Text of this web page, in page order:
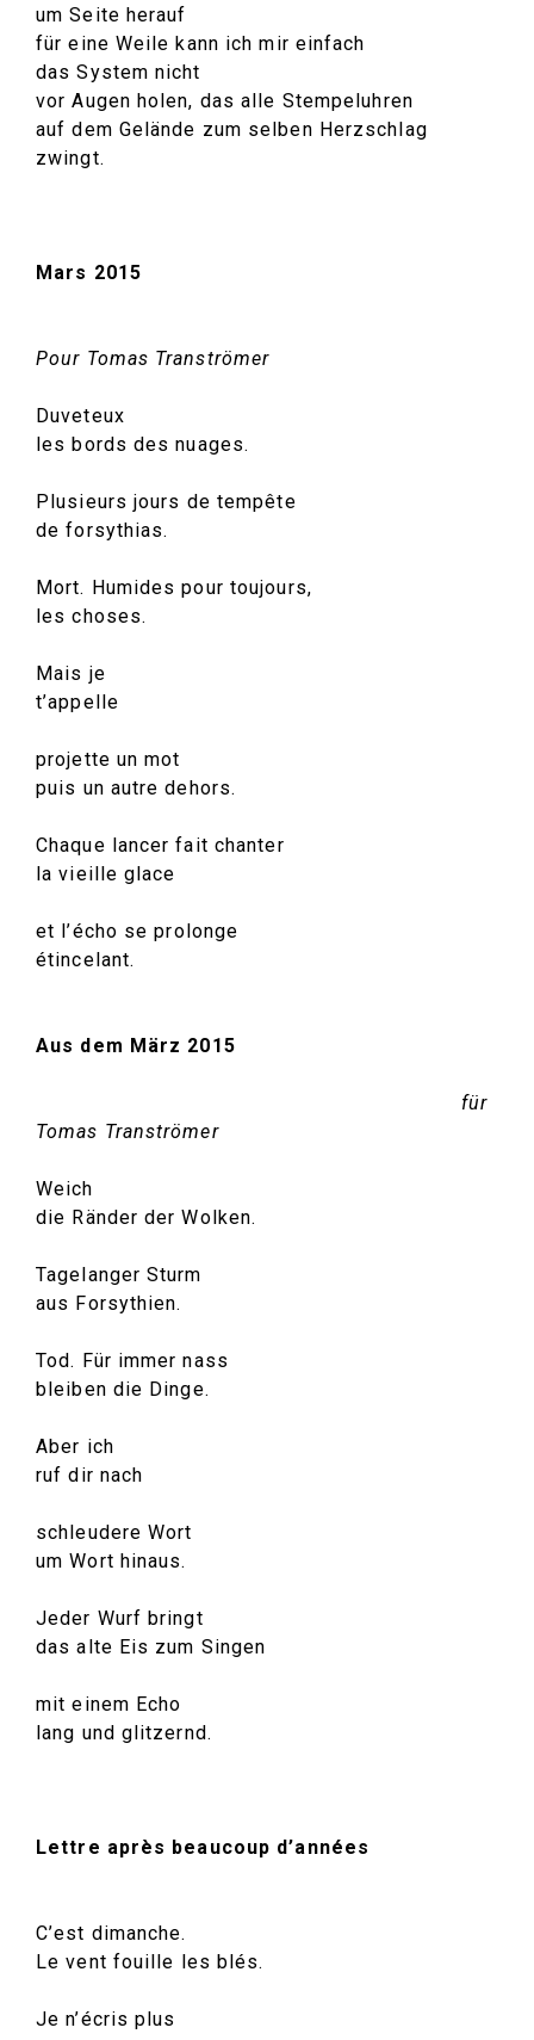
um Seite herauf
für eine Weile kann ich mir einfach
das System nicht
vor Augen holen, das alle Stempeluhren
auf dem Gelände zum selben Herzschlag
zwingt.
Mars 2015
Pour Tomas Tranströmer
Duveteux
les bords des nuages.
Plusieurs jours de tempête
de forsythias.
Mort. Humides pour toujours,
les choses.
Mais je
t’appelle
projette un mot
puis un autre dehors.
Chaque lancer fait chanter
la vieille glace
et l’écho se prolonge
étincelant.
Aus dem März 2015
für
Tomas Tranströmer
Weich
die Ränder der Wolken.
Tagelanger Sturm
aus Forsythien.
Tod. Für immer nass
bleiben die Dinge.
Aber ich
ruf dir nach
schleudere Wort
um Wort hinaus.
Jeder Wurf bringt
das alte Eis zum Singen
mit einem Echo
lang und glitzernd.
Lettre après beaucoup d’années
C’est dimanche.
Le vent fouille les blés.
Je n’écris plus